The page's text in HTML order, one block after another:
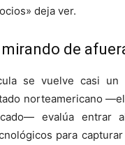
deja ver.
de
se vuelve casi un
norteamericano
evalúa entrar
para